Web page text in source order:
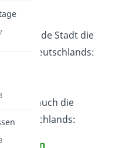
folgende Stadt die
Deutschlands:
du auch die
Deutschlands:
München